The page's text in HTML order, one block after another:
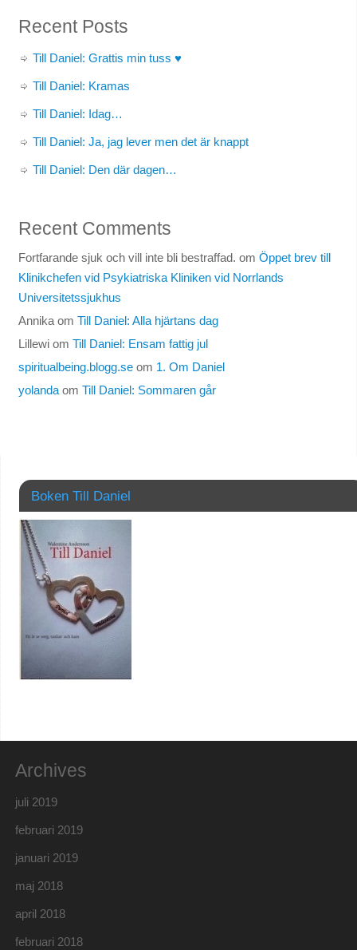
Recent Posts
Till Daniel: Grattis min tuss ♥
Till Daniel: Kramas
Till Daniel: Idag…
Till Daniel: Ja, jag lever men det är knappt
Till Daniel: Den där dagen…
Recent Comments
Fortfarande sjuk och vill inte bli bestraffad. om Öppet brev till
Klinikchefen vid Psykiatriska Kliniken vid Norrlands
Universitetssjukhus
Annikaom Till Daniel: Alla hjärtans dag
Lillewiom Till Daniel: Ensam fattig jul
spiritualbeing.blogg.seom 1. Om Daniel
yolandaom Till Daniel: Sommaren går
Boken Till Daniel
Archives
juli 2019
februari 2019
januari 2019
maj 2018
april 2018
februari 2018